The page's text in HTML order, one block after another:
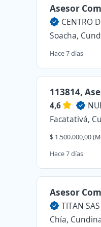
Asesor
CENTRO
Soacha,
Hace 7 días
113814,
4,6
Facatativá,
$ 1.500.000,00
Hace 7 días
Asesor
TITAN SAS
Chía,